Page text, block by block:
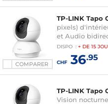
COMPARER
TP-LINK Tapo
pixels)
et Audio
DISPO : + DE 15
CHF36.95
TP-LINK Tapo
Vision